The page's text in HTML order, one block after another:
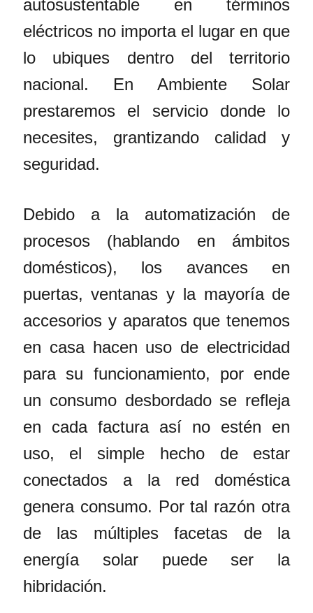
autosustentable en términos
eléctricos no importa el lugar en que
lo ubiques dentro del territorio
nacional. En Ambiente Solar
prestaremos el servicio donde lo
necesites, grantizando calidad y
seguridad.
Debido a la automatización de
procesos (hablando en ámbitos
domésticos), los avances en
puertas, ventanas y la mayoría de
accesorios y aparatos que tenemos
en casa hacen uso de electricidad
para su funcionamiento, por ende
un consumo desbordado se refleja
en cada factura así no estén en
uso, el simple hecho de estar
conectados a la red doméstica
genera consumo. Por tal razón otra
de las múltiples facetas de la
energía solar puede ser la
hibridación.